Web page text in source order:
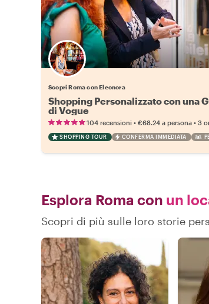
Scopri Roma con Eleonora
Shopping Personalizzato con una
di Vogue
104 recensioni • €68.24 a persona • 3
SHOPPING TOUR CONFERMA IMMEDIATA
Esplora Roma con un
Scopri di più sulle loro storie